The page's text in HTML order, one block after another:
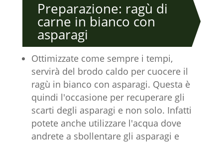
Preparazione: ragù di
carne in bianco con
asparagi
Ottimizzate come sempre i tempi,
servirà del brodo caldo per cuocere il
ragù in bianco con asparagi. Questa è
quindi l'occasione per recuperare gli
scarti degli asparagi e non solo. Infatti
potete anche utilizzare l'acqua dove
andrete a sbollentare gli asparagi e